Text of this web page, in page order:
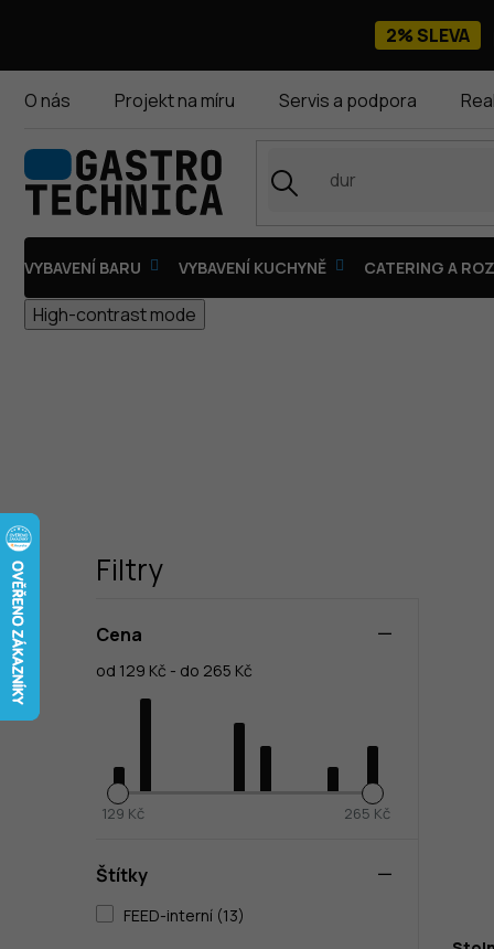
2% SLEVA
O nás Projekt na míru Servis a podpora
VYBAVENÍ BARU VYBAVENÍ KUCHYNĚ CATERING A
High-contrast mode
Filtry
Cena
od 129 Kč - do 265 Kč
129 Kč 265 Kč
Štítky
FEED-interní (13)